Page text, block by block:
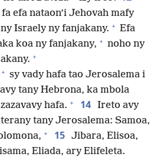
efa nataon’i Jehovah mafy
Israely ny fanjakany. + Efa
koa ny fanjakany, + noho ny
+
+ sy vady hafa tao Jerosalema i
tany Hebrona, ka mbola
hafa. + 14 Ireto avy
tany Jerosalema: Samoa,
+ 15 Jibara, Elisoa,
Eliada, ary Elifeleta.